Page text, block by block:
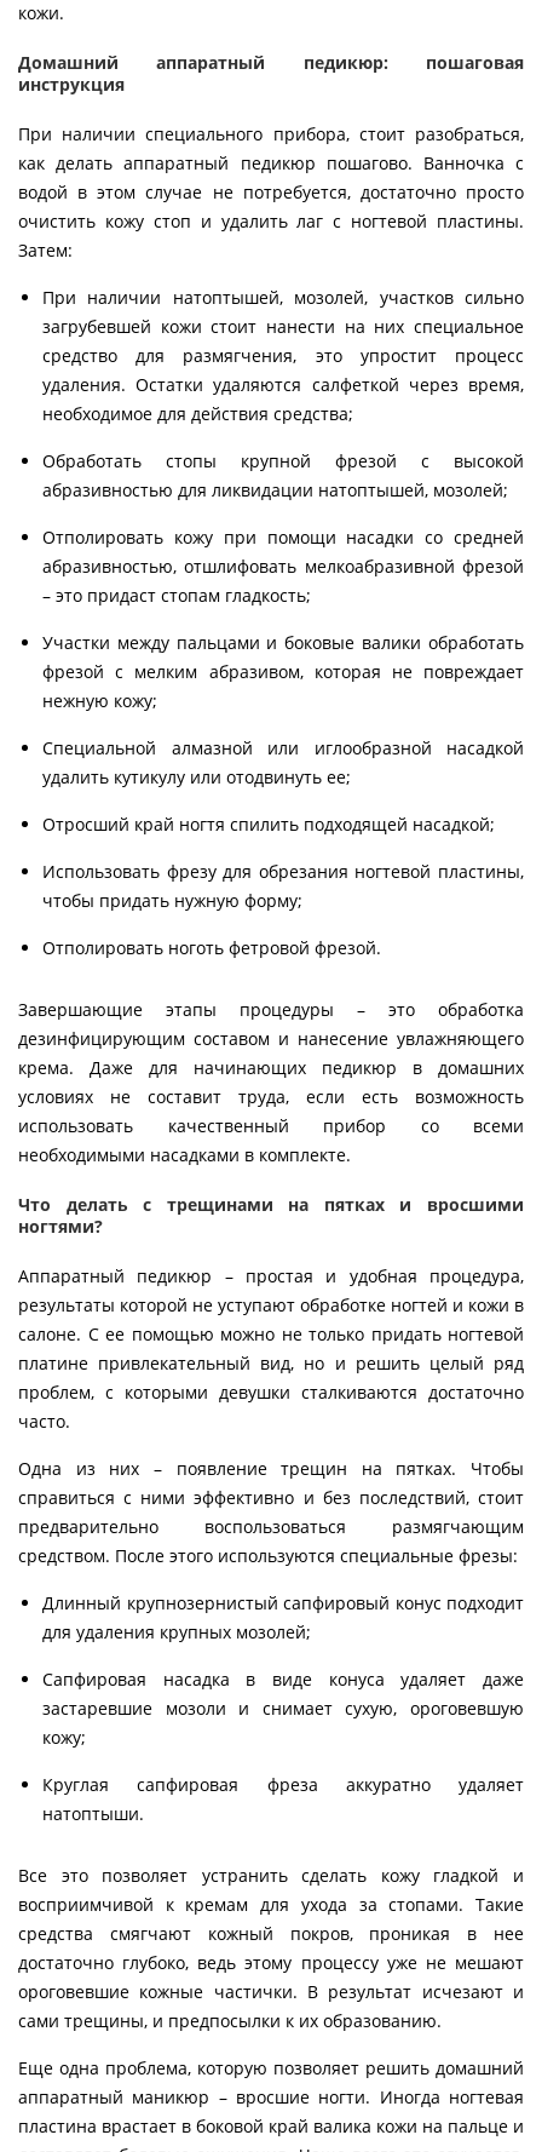
кожи.
Домашний аппаратный педикюр: пошаговая
инструкция
При наличии специального прибора, стоит разобраться,
как делать аппаратный педикюр пошагово. Ванночка с
водой в этом случае не потребуется, достаточно просто
очистить кожу стоп и удалить лаг с ногтевой пластины.
Затем:
При наличии натоптышей, мозолей, участков сильно
загрубевшей кожи стоит нанести на них специальное
средство для размягчения, это упростит процесс
удаления. Остатки удаляются салфеткой через время,
необходимое для действия средства;
Обработать стопы крупной фрезой с высокой
абразивностью для ликвидации натоптышей, мозолей;
Отполировать кожу при помощи насадки со средней
абразивностью, отшлифовать мелкоабразивной фрезой
– это придаст стопам гладкость;
Участки между пальцами и боковые валики обработать
фрезой с мелким абразивом, которая не повреждает
нежную кожу;
Специальной алмазной или иглообразной насадкой
удалить кутикулу или отодвинуть ее;
Отросший край ногтя спилить подходящей насадкой;
Использовать фрезу для обрезания ногтевой пластины,
чтобы придать нужную форму;
Отполировать ноготь фетровой фрезой.
Завершающие этапы процедуры – это обработка
дезинфицирующим составом и нанесение увлажняющего
крема. Даже для начинающих педикюр в домашних
условиях не составит труда, если есть возможность
использовать качественный прибор со всеми
необходимыми насадками в комплекте.
Что делать с трещинами на пятках и вросшими
ногтями?
Аппаратный педикюр – простая и удобная процедура,
результаты которой не уступают обработке ногтей и кожи в
салоне. С ее помощью можно не только придать ногтевой
платине привлекательный вид, но и решить целый ряд
проблем, с которыми девушки сталкиваются достаточно
часто.
Одна из них – появление трещин на пятках. Чтобы
справиться с ними эффективно и без последствий, стоит
предварительно воспользоваться размягчающим
средством. После этого используются специальные фрезы:
Длинный крупнозернистый сапфировый конус подходит
для удаления крупных мозолей;
Сапфировая насадка в виде конуса удаляет даже
застаревшие мозоли и снимает сухую, ороговевшую
кожу;
Круглая сапфировая фреза аккуратно удаляет
натоптыши.
Все это позволяет устранить сделать кожу гладкой и
восприимчивой к кремам для ухода за стопами. Такие
средства смягчают кожный покров, проникая в нее
достаточно глубоко, ведь этому процессу уже не мешают
ороговевшие кожные частички. В результат исчезают и
сами трещины, и предпосылки к их образованию.
Еще одна проблема, которую позволяет решить домашний
аппаратный маникюр – вросшие ногти. Иногда ногтевая
пластина врастает в боковой край валика кожи на пальце и